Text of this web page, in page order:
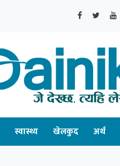
स्वास्थ्य खेलकुद अर्थ